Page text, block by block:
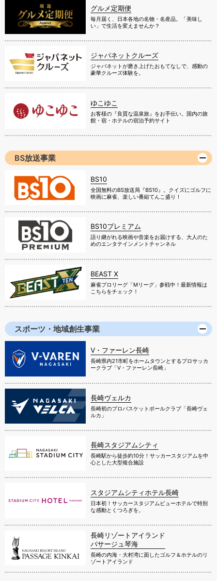
グルメ定期便
毎月届く、日本各地の名物・名産品。「美味し
い」で生活を変えませんか？
ジャパネットクルーズ
ジャパネットが磨き上げたおもてなしで、感動の
豪華クルーズ体験を。
ゆこゆこ
お客様の『良質な温泉旅』をお手伝い。国内の旅
館・宿・ホテルの宿泊予約サイト
BS放送事業
BS10
全国無料のBS放送局『BS10』。クイズにゴルフに
映画に麻雀、楽しい番組てんこ盛り！
BS10プレミアム
語り継がれる映画や音楽をお届けする、大人のた
めのエンタテインメントチャンネル
BEAST X
麻雀プロリーグ「Mリーグ」参戦中！最新情報は
こちらをチェック！
スポーツ・地域創生事業
V・ファーレン長崎
長崎県内21市町をホームタウンとするプロサッカ
ークラブ「V・ファーレン長崎」
長崎ヴェルカ
長崎初のプロバスケットボールクラブ「長崎ヴェ
ルカ」
長崎スタジアムシティ
長崎駅から徒歩約10分！サッカースタジアムを中
心とした大型複合施設
スタジアムシティホテル長崎
日本初！サッカースタジアムビューホテルで特別
な感動とくつろぎを。
長崎リゾートアイランド
パサージュ琴海
長崎の内海・大村湾に面したゴルフ＆ホテルのリ
ゾートアイランド